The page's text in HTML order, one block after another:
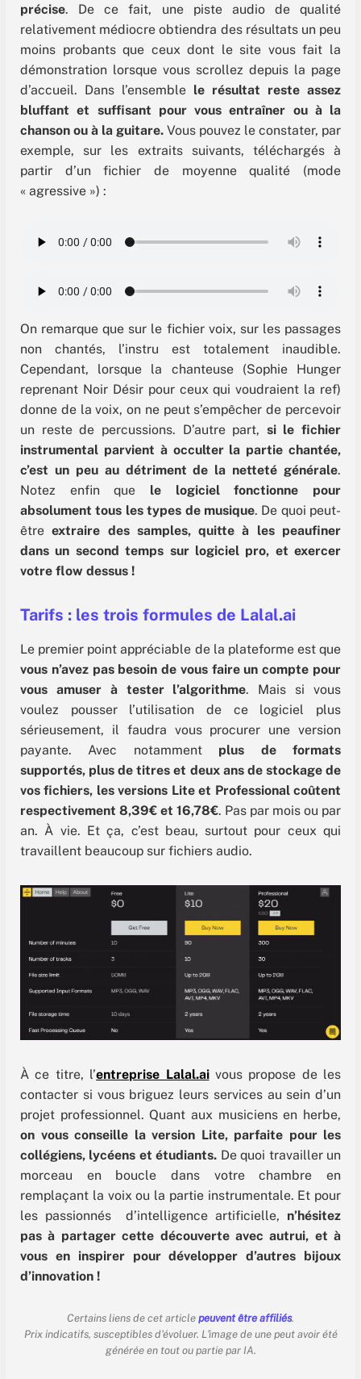
précise. De ce fait, une piste audio de qualité
relativement médiocre obtiendra des résultats un peu
moins probants que ceux dont le site vous fait la
démonstration lorsque vous scrollez depuis la page
d’accueil. Dans l’ensemble le résultat reste assez
bluffant et suffisant pour vous entraîner ou à la
chanson ou à la guitare. Vous pouvez le constater, par
exemple, sur les extraits suivants, téléchargés à
partir d’un fichier de moyenne qualité (mode
« agressive ») :
On remarque que sur le fichier voix, sur les passages
non chantés, l’instru est totalement inaudible.
Cependant, lorsque la chanteuse (Sophie Hunger
reprenant Noir Désir pour ceux qui voudraient la ref)
donne de la voix, on ne peut s’empêcher de percevoir
un reste de percussions. D’autre part, si le fichier
instrumental parvient à occulter la partie chantée,
c’est un peu au détriment de la netteté générale.
Notez enfin que le logiciel fonctionne pour
absolument tous les types de musique. De quoi peut-
êtreextraire des samples, quitte à les peaufiner
dans un second temps sur logiciel pro, et exercer
votre flow dessus !
Tarifs : les trois formules de Lalal.ai
Le premier point appréciable de la plateforme est que
vous n’avez pas besoin de vous faire un compte pour
vous amuser à tester l’algorithme. Mais si vous
voulez pousser l’utilisation de ce logiciel plus
sérieusement, il faudra vous procurer une version
payante. Avec notamment plus de formats
supportés, plus de titres et deux ans de stockage de
vos fichiers, les versions Lite et Professional coûtent
respectivement 8,39€ et 16,78€. Pas par mois ou par
an. À vie. Et ça, c’est beau, surtout pour ceux qui
travaillent beaucoup sur fichiers audio.
À ce titre, l’entreprise Lalal.ai vous propose de les
contacter si vous briguez leurs services au sein d’un
projet professionnel. Quant aux musiciens en herbe,
on vous conseille la version Lite, parfaite pour les
collégiens, lycéens et étudiants. De quoi travailler un
morceau en boucle dans votre chambre en
remplaçant la voix ou la partie instrumentale. Et pour
les passionnés d’intelligence artificielle, n’hésitez
pas à partager cette découverte avec autrui, et à
vous en inspirer pour développer d’autres bijoux
d’innovation !
Certains liens de cet article peuvent être affiliés.
Prix indicatifs, susceptibles d'évoluer. L'image de une peut avoir été
générée en tout ou partie par IA.